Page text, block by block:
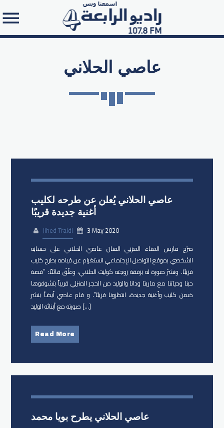
عاصي الحلاني
عاصي الحلاني يُعلن عن طرحه لكليب
أغنية جديدة قريبًا
Jihed Traidi
3 May 2020
صرّح فارس الغناء العربي الفنان عاصي الحلاني على حسابه
الشخصي بموقع التواصل الإجتماعي انستغرام عن قيامه بطرح كليب
قريبًا. ونشرَ صورة له برفقة زوجته كوليت الحلاني، وعلّقَ قائلاً: “قصة
حبنا وحياتنا مع ماريتا ودانا والوليد من الحجر المنزلي قريباً بتشوفوها
ضمن كليب وأغنية جديدة، انتظرونا قريبًا”. و قام عاصي أيضاً بنشر
صورته مع أبنائه الوليد […]
Read More
عاصي الحلاني يطرح بويا محمد